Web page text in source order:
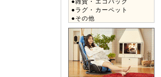
●ラグ・カーペット
●その他